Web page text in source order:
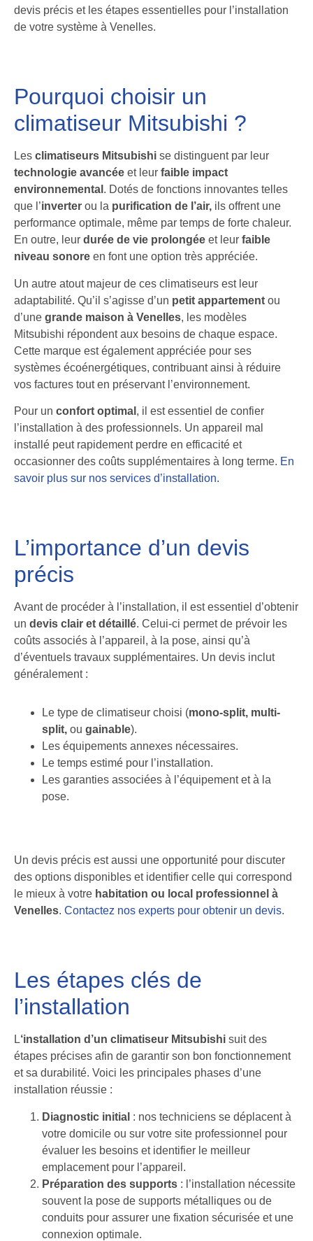
devis précis et les étapes essentielles pour l’installation
de votre système à Venelles.
Pourquoi choisir un
climatiseur Mitsubishi ?
Les climatiseurs Mitsubishi se distinguent par leur
technologie avancée et leur faible impact
environnemental . Dotés de fonctions innovantes telles
que l’inverter ou la purification de l’air, ils offrent une
performance optimale, même par temps de forte chaleur.
En outre, leur durée de vie prolongée et leur faible
niveau sonore en font une option très appréciée.
Un autre atout majeur de ces climatiseurs est leur
adaptabilité. Qu’il s’agisse d’un petit appartement ou
d’une grande maison à Venelles, les modèles
Mitsubishi répondent aux besoins de chaque espace.
Cette marque est également appréciée pour ses
systèmes écoénergétiques, contribuant ainsi à réduire
vos factures tout en préservant l’environnement.
Pour un confort optimal , il est essentiel de confier
l’installation à des professionnels. Un appareil mal
installé peut rapidement perdre en efficacité et
occasionner des coûts supplémentaires à long terme. En
savoir plus sur nos services d’installation.
L’importance d’un devis
précis
Avant de procéder à l’installation, il est essentiel d’obtenir
un devis clair et détaillé. Celui-ci permet de prévoir les
coûts associés à l’appareil, à la pose, ainsi qu’à
d’éventuels travaux supplémentaires. Un devis inclut
généralement :
Le type de climatiseur choisi (mono-split, multi-
split, ou gainable).
Les équipements annexes nécessaires.
Le temps estimé pour l’installation.
Les garanties associées à l’équipement et à la
pose.
Un devis précis est aussi une opportunité pour discuter
des options disponibles et identifier celle qui correspond
le mieux à votre habitation ou local professionnel à
Venelles. Contactez nos experts pour obtenir un devis.
Les étapes clés de
l’installation
L‘installation d’un climatiseur Mitsubishi suit des
étapes précises afin de garantir son bon fonctionnement
et sa durabilité. Voici les principales phases d’une
installation réussie :
Diagnostic initial : nos techniciens se déplacent à
votre domicile ou sur votre site professionnel pour
évaluer les besoins et identifier le meilleur
emplacement pour l’appareil.
Préparation des supports : l’installation nécessite
souvent la pose de supports métalliques ou de
conduits pour assurer une fixation sécurisée et une
connexion optimale.